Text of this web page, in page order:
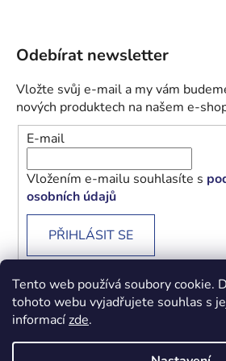
Tento web používá soubory cookie.
tohoto webu vyjadřujete souhlas s
informacízde.
Odebírat newsletter
Vložte svůj e-mail a my vám
nových produktech na našem e-
E-mail
Vložením e-mailu souhlasíte s
osobních údajů
PŘIHLÁSIT SE
Obchodní podmínky Podmínky